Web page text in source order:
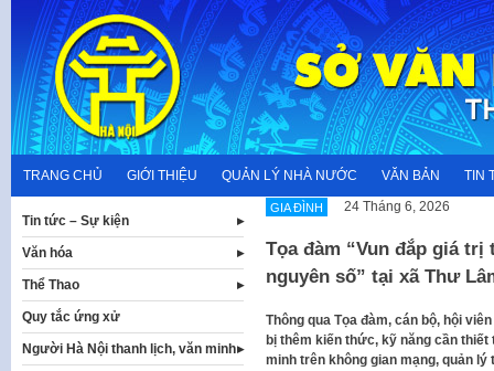
content
TRANG CHỦ GIỚI THIỆU QUẢN LÝ NHÀ NƯỚC VĂN BẢN TIN
GIA ĐÌNH 24 Tháng 6, 2026
Tọa đàm “Vun đắp giá
nguyên số” tại xã Thư
Thông qua Tọa đàm, cán bộ, hội
bị thêm kiến thức, kỹ năng cần
minh trên không gian mạng, quản
Tin tức – Sự kiện
Văn hóa
Thể Thao
Quy tắc ứng xử
Người Hà Nội thanh lịch, văn minh